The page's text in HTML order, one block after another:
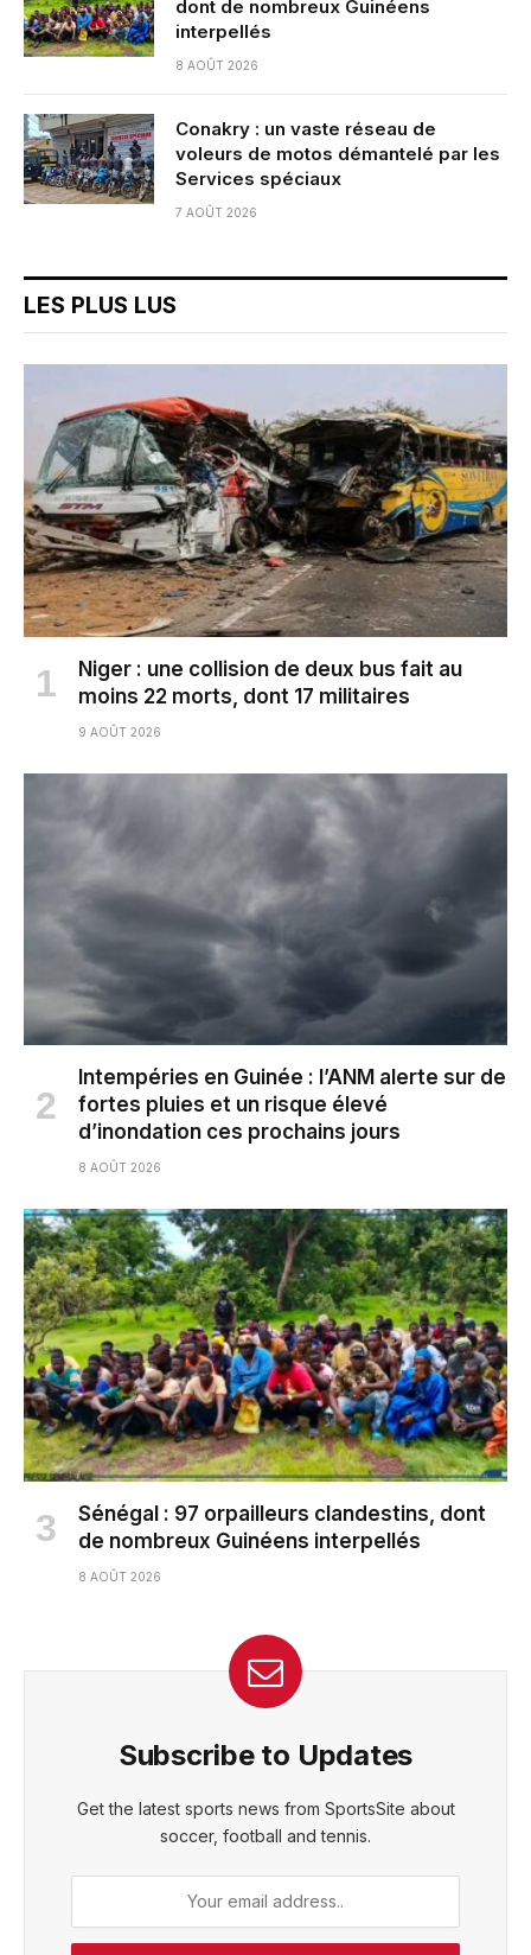
dont de nombreux Guinéens
interpellés
8 AOÛT 2026
Conakry : un vaste réseau de
voleurs de motos démantelé par les
Services spéciaux
7 AOÛT 2026
LES PLUS LUS
Niger : une collision de deux bus fait au
moins 22 morts, dont 17 militaires
9 AOÛT 2026
Intempéries en Guinée : l’ANM alerte sur de
fortes pluies et un risque élevé
d’inondation ces prochains jours
8 AOÛT 2026
Sénégal : 97 orpailleurs clandestins, dont
de nombreux Guinéens interpellés
8 AOÛT 2026
Subscribe to Updates
Get the latest sports news from SportsSite about
soccer, football and tennis.